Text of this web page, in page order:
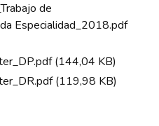
de
Especialidad_2018.pdf
(144,04 KB)
(119,98 KB)